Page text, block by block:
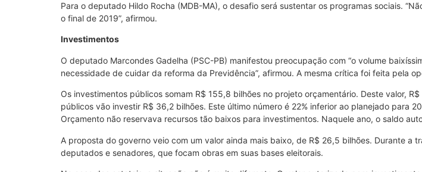
Para o deputado Hildo Rocha (MDB-MA), o desafio será sustentar os programas sociais.
o final de 2019”, afirmou.
Investimentos
O deputado Marcondes Gadelha (PSC-PB) manifestou preocupação com “o volume
necessidade de cuidar da reforma da Previdência”, afirmou. A mesma crítica foi feita pela
Os investimentos públicos somam R$ 155,8 bilhões no projeto orçamentário. Deste valor,
públicos vão investir R$ 36,2 bilhões. Este último número é 22% inferior ao planejado para
Orçamento não reservava recursos tão baixos para investimentos. Naquele ano, o saldo
A proposta do governo veio com um valor ainda mais baixo, de R$ 26,5 bilhões. Durante
deputados e senadores, que focam obras em suas bases eleitorais.